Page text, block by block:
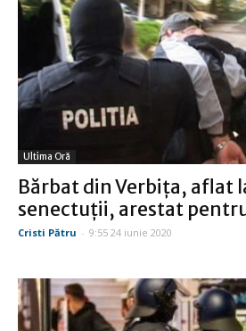
Ultima Oră
Bărbat din Verbiţa, aflat
senectuţii, arestat
Cristi Pătru - 9:55 24 iunie 2020